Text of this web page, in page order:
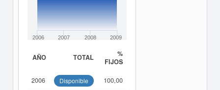
2006 2007 2008 2009
AÑO TOTAL
%
FIJOS
2006 Disponible 100,00